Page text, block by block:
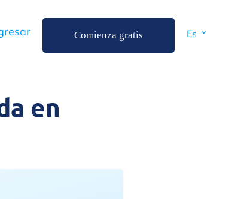
Comienza gratis Es ⌄
en